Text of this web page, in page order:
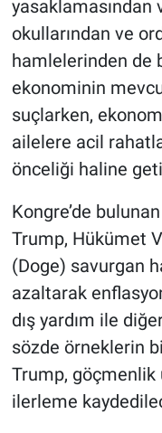
yasaklamasından
okullarından ve
hamlelerinden de
ekonominin
suçlarken,
ailelere acil
önceliği haline
Kongre’de
Trump, Hükümet
(Doge) savurgan
azaltarak
dış yardım ile
sözde örneklerin
Trump, göçmenlik
ilerleme
Türkiye'nin
Yerel Yaşam
Canlı Yayın